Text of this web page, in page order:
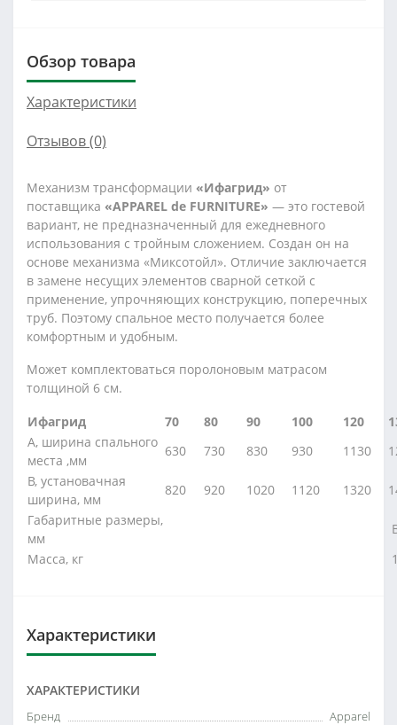
Обзор товара
Характеристики
Отзывов (0)
Механизм трансформации «Ифагрид» от
поставщика «APPAREL de FURNITURE» — это гостевой
вариант, не предназначенный для ежедневного
использования с тройным сложением. Создан он на
основе механизма «Миксотойл». Отличие заключается
в замене несущих элементов сварной сеткой с
применение, упрочняющих конструкцию, поперечных
труб. Поэтому спальное место получается более
комфортным и удобным.
Может комплектоваться поролоновым матрасом
толщиной 6 см.
Ифагрид
70 80 90 100 120
А, ширина спального
места ,мм
630 730 830 930 1130
В, установачная
ширина, мм
820 920 1020 1120 1320
Габаритные размеры,
мм
Масса, кг
Характеристики
ХАРАКТЕРИСТИКИ
Бренд
Apparel